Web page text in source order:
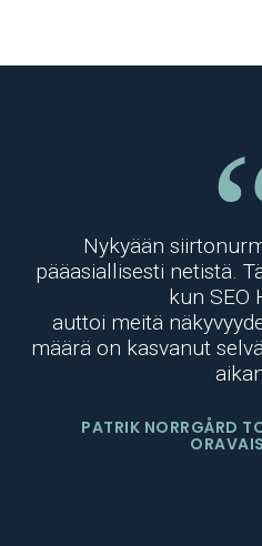
Nykyään
pääasiallisesti netistä.
kun SEO
auttoi meitä
määrä on kasvanut
PATRIK NORRGÅRD